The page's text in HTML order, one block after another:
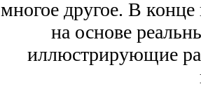
многое другое. В
на основе
иллюстрирующие